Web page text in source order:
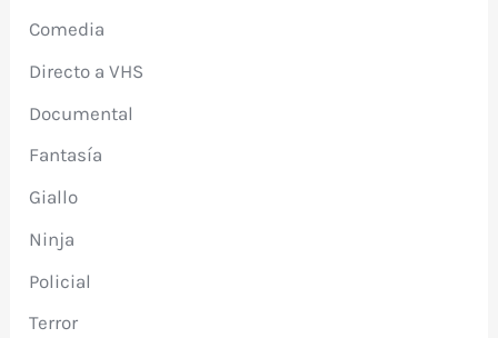
Comedia
Directo a VHS
Documental
Fantasía
Giallo
Ninja
Policial
Terror